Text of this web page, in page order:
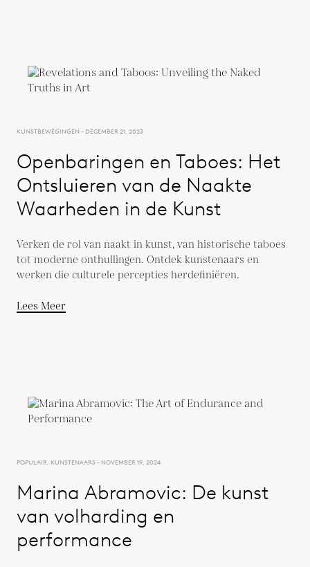
KUNSTBEWEGINGEN - DECEMBER 21, 2023
Openbaringen en Taboes: Het
Ontsluieren van de Naakte
Waarheden in de Kunst
Verken de rol van naakt in kunst, van historische taboes
tot moderne onthullingen. Ontdek kunstenaars en
werken die culturele percepties herdefiniëren.
Lees Meer
POPULAIR, KUNSTENAARS - NOVEMBER 19, 2024
Marina Abramovic: De kunst
van volharding en
performance